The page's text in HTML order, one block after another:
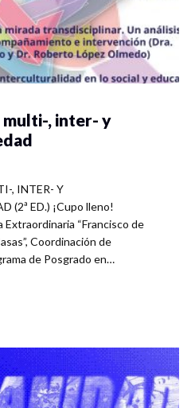
, inter- y
, INTER- Y
(2ª ED.) ¡Cupo lleno!
“Francisco de
Coordinación de
de Posgrado en…